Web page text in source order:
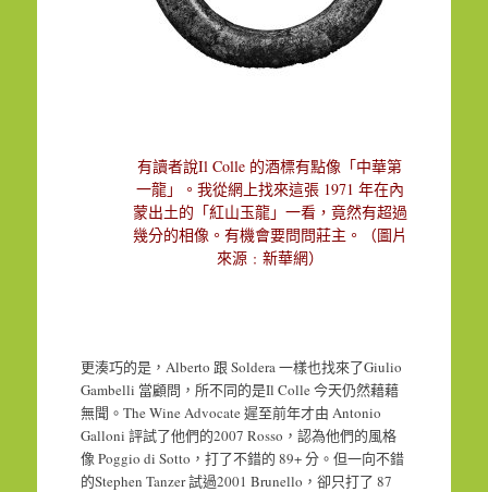
有讀者說Il Colle 的酒標有點像「中華第
一龍」。我從網上找來這張1971 年在內
蒙出土的「紅山玉龍」一看，竟然有超過
幾分的相像。有機會要問問莊主。（圖片
來源﹕新華網）
更湊巧的是， Alberto 跟 Soldera 一樣也找來了Giulio
Gambelli 當顧問，所不同的是Il Colle 今天仍然藉藉
無聞。 The Wine Advocate 遲至前年才由 Antonio
Galloni 評試了他們的2007 Rosso ，認為他們的風格
像 Poggio di Sotto ，打了不錯的 89+ 分。但一向不錯
的Stephen Tanzer試過2001 Brunello ，卻只打了 87